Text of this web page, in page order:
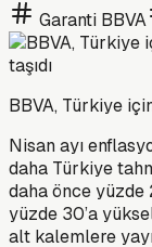
Garanti BBVA
BBVA, Türkiye
Nisan ayı
daha Türkiye
daha önce yüzde
yüzde 30’a
alt kalemlere